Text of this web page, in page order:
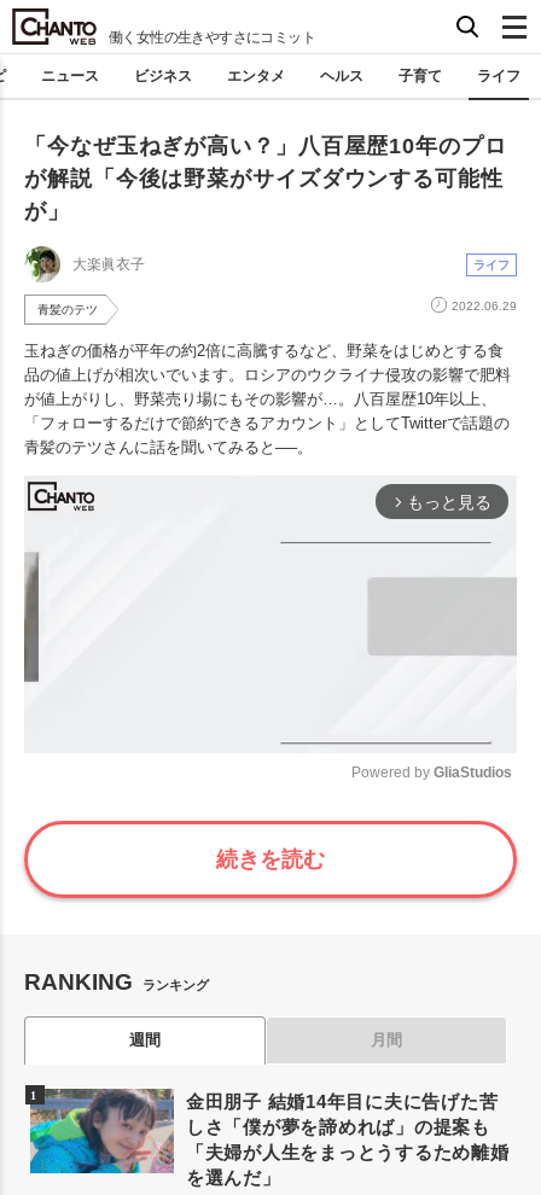
働く女性の生きやすさにコミット
ニュース ビジネス エンタメ ヘルス 子育て ライフ
「今なぜ玉ねぎが高い？」八百屋歴10年のプロ
が解説「今後は野菜がサイズダウンする可能性
が」
大楽眞衣子 ライフ
青髪のテツ 2022.06.29
玉ねぎの価格が平年の約2倍に高騰するなど、野菜をはじめとする食
品の値上げが相次いでいます。ロシアのウクライナ侵攻の影響で肥料
が値上がりし、野菜売り場にもその影響が…。八百屋歴10年以上、
「フォローするだけで節約できるアカウント」としてTwitterで話題の
青髪のテツさんに話を聞いてみると──。
arrow_forward_ios もっと見る
Mute
Powered by GliaStudios
続きを読む
RANKING ランキング
週間 月間
金田朋子 結婚14年目に夫に告げた苦
しさ「僕が夢を諦めれば」の提案も
「夫婦が人生をまっとうするため離婚
を選んだ」